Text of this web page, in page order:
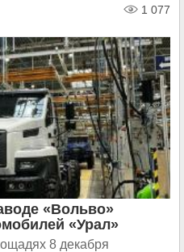
1 077
«Вольво»
«Урал»
8 декабря